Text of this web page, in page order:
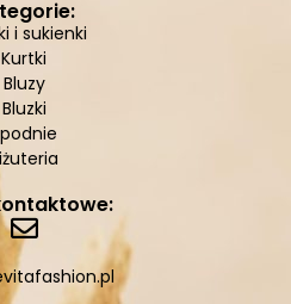
i sukienki
Kurtki
Bluzy
Bluzki